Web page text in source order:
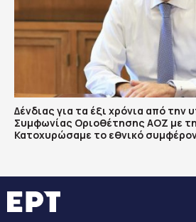
Δένδιας για τα έξι χρόνια από την
Συμφωνίας Οριοθέτησης ΑΟΖ με
Κατοχυρώσαμε το εθνικό